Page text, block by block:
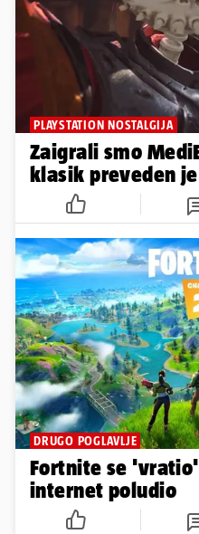
PLAYSTATION NOSTALGIJA
Zaigrali smo
klasik preveden
DRUGO POGLAVLJE
Fortnite se
internet poludio